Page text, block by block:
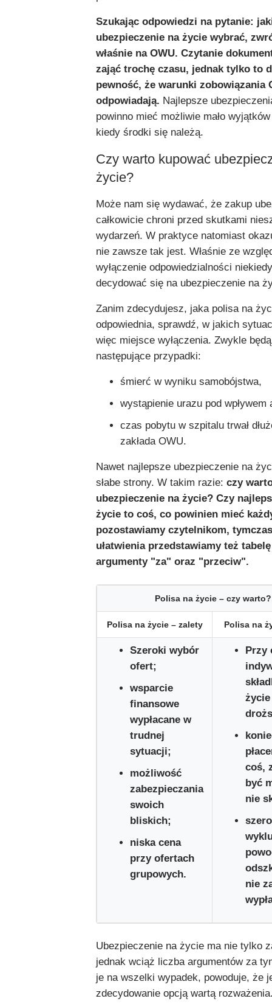
Szukając odpowiedzi na pytanie:
ubezpieczenie na życie wybrać,
właśnie na OWU. Czytanie
zająć trochę czasu, jednak tylko to
pewność, że warunki zobowiązania
odpowiadają. Najlepsze
powinno mieć możliwie mało
kiedy środki się należą.
Czy warto kupować
życie?
Może nam się wydawać, że zakup
całkowicie chroni przed skutkami
wydarzeń. W praktyce natomiast
nie zawsze tak jest. Właśnie ze
wyłączenie odpowiedzialności
decydować się na ubezpieczenie na
Zanim zdecydujesz, jaka polisa na
odpowiednia, sprawdź, w jakich
więc miejsce wyłączenia. Zwykle
następujące przypadki:
śmierć w wyniku samobójstwa,
wystąpienie urazu pod wpływem
czas pobytu w szpitalu trwał
zakłada OWU.
Nawet najlepsze ubezpieczenie na
słabe strony. W takim razie: czy
ubezpieczenie na życie? Czy
życie to coś, co powinien mieć
pozostawiamy czytelnikom,
ułatwienia przedstawiamy też
argumenty "za" oraz "przeciw".
Polisa na życie – czy warto?
Polisa na życie –zalety Polisa na
Szeroki wybór
ofert;
wsparcie
finansowe
wypłacane w
trudnej
sytuacji;
możliwość
zabezpieczania
swoich
bliskich;
niska cena
przy ofertach
grupowych.
Przy
coś,
być
nie
nie
Ubezpieczenie na życie ma nie tylko
jednak wciąż liczba argumentów za
je na wszelki wypadek, powoduje, że
zdecydowanie opcją wartą